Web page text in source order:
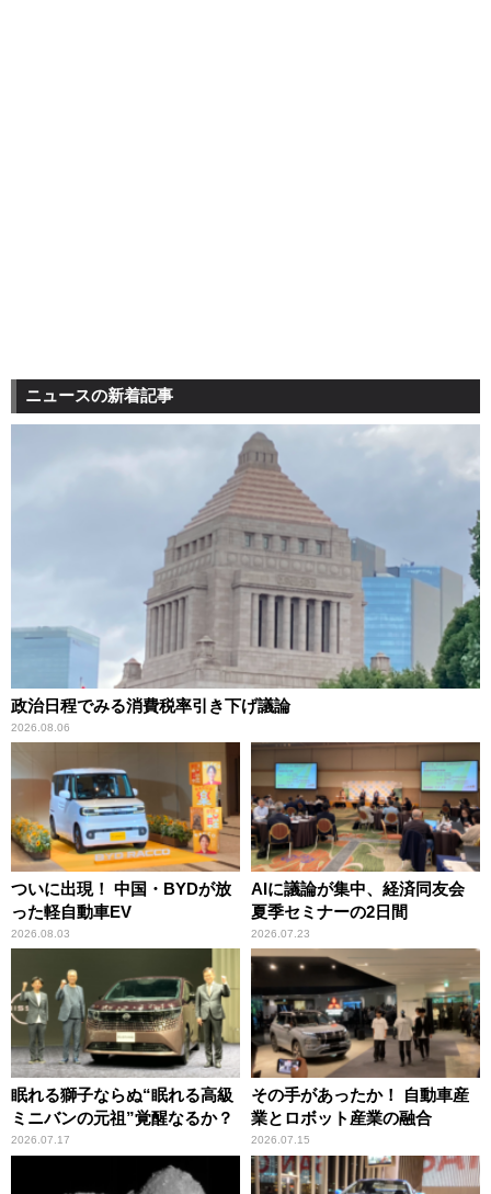
ニュースの新着記事
政治日程でみる消費税率引き下げ議論
2026.08.06
ついに出現！ 中国・BYDが放
った軽自動車EV
2026.08.03
AIに議論が集中、経済同友会
夏季セミナーの2日間
2026.07.23
眠れる獅子ならぬ“眠れる高級
ミニバンの元祖”覚醒なるか？
2026.07.17
その手があったか！ 自動車産
業とロボット産業の融合
2026.07.15